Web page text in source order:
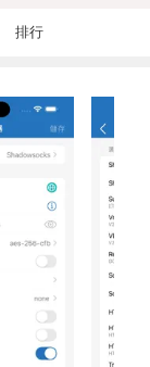
排行